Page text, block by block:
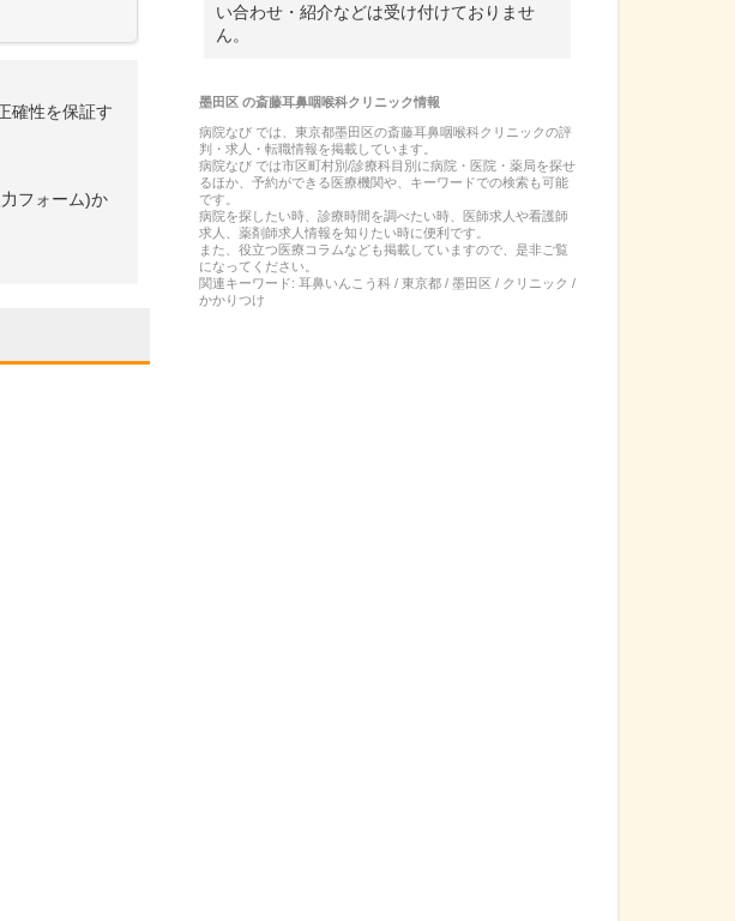
確性を保証す
フォーム)か
い合わせ・紹介などは受け付けておりませ
ん。
墨田区の斎藤耳鼻咽喉科クリニック情報
病院なび では、 東京都墨田区の斎藤耳鼻咽喉科クリニックの評
判・求人・転職情報を掲載しています。
病院なび では市区町村別/診療科目別に病院・医院・薬局を探せ
るほか、予約ができる医療機関や、キーワードでの検索も可能
です。
病院を探したい時、診療時間を調べたい時、医師求人や看護師
求人、薬剤師求人情報を知りたい時に便利です。
また、役立つ医療コラムなども掲載していますので、是非ご覧
になってください。
関連キーワード: 耳鼻いんこう科 / 東京都 / 墨田区 / クリニック /
かかりつけ